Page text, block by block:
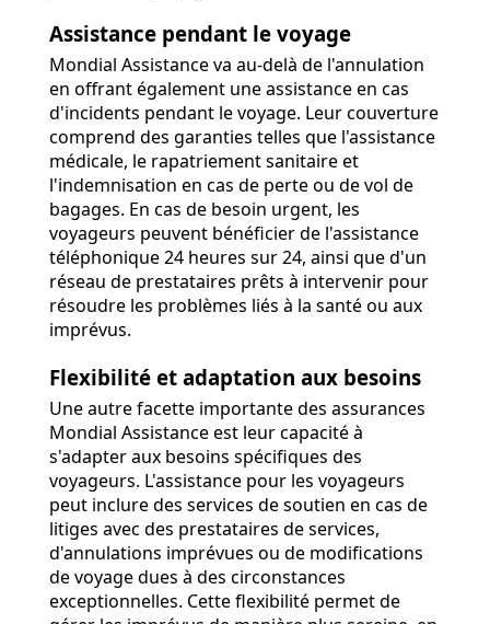
Assistance pendant le voyage
Mondial Assistance va au-delà de l'annulation
en offrant également une assistance en cas
d'incidents pendant le voyage. Leur couverture
comprend des garanties telles que l'assistance
médicale, le rapatriement sanitaire et
l'indemnisation en cas de perte ou de vol de
bagages. En cas de besoin urgent, les
voyageurs peuvent bénéficier de l'assistance
téléphonique 24 heures sur 24, ainsi que d'un
réseau de prestataires prêts à intervenir pour
résoudre les problèmes liés à la santé ou aux
imprévus.
Flexibilité et adaptation aux besoins
Une autre facette importante des assurances
Mondial Assistance est leur capacité à
s'adapter aux besoins spécifiques des
voyageurs. L'assistance pour les voyageurs
peut inclure des services de soutien en cas de
litiges avec des prestataires de services,
d'annulations imprévues ou de modifications
de voyage dues à des circonstances
exceptionnelles. Cette flexibilité permet de